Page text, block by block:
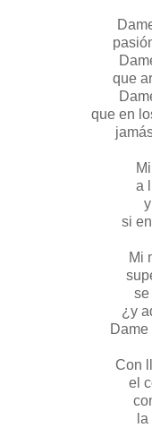
que
que en
a
si
Mi
se
¿y
Dame
Con
el